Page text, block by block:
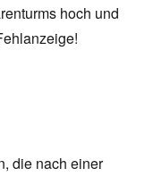
hoch und
die nach einer